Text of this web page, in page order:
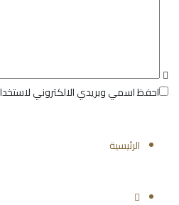
احفظ اسمي وبريدي الالكتروني
الرئيسية